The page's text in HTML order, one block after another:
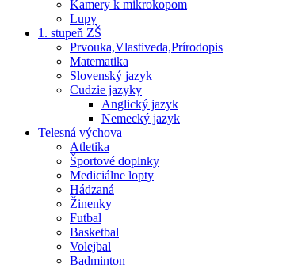
Kamery k mikrokopom
Lupy
1. stupeň ZŠ
Prvouka,Vlastiveda,Prírodopis
Matematika
Slovenský jazyk
Cudzie jazyky
Anglický jazyk
Nemecký jazyk
Telesná výchova
Atletika
Športové doplnky
Mediciálne lopty
Hádzaná
Žinenky
Futbal
Basketbal
Volejbal
Badminton